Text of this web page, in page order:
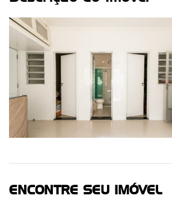
ENCONTRE SEU IMÓVEL